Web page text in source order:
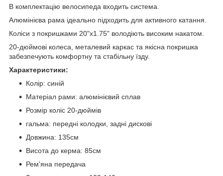
В комплектацію велосипеда входить система.
Алюмінієва рама ідеально підходить для активного катання.
Коліси з покришками 20"х1.75" володіють високим накатом.
20-дюймові колеса, металевий каркас та якісна покришка
забезпечують комфортну та стабільну їзду.
Характеристики:
Колір: синій
Матеріал рами: алюмінієвий сплав
Розмір коліс 20-дюймів
гальма: передні колодки, задні дискові
Довжина: 135см
Висота до керма: 85см
Рем'яна передача